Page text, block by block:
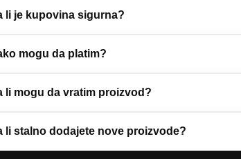
li je kupovina sigurna?
mogu da platim?
li mogu da vratim proizvod?
li stalno dodajete nove proizvode?